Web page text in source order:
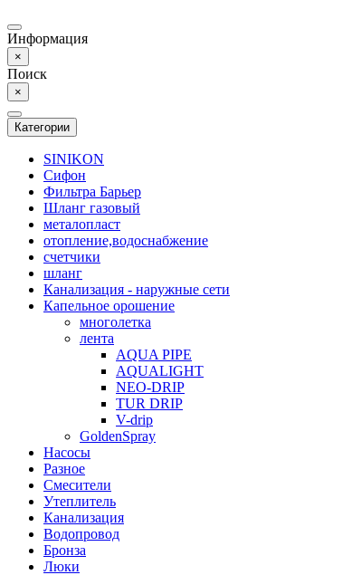
Информация
×
Поиск
×
Категории
SINIKON
Сифон
Фильтра Барьер
Шланг газовый
металопласт
отопление,водоснабжение
счетчики
шланг
Канализация - наружные сети
Капельное орошение
многолетка
лента
AQUA PIPE
AQUALIGHT
NEO-DRIP
TUR DRIP
V-drip
GoldenSpray
Насосы
Разное
Смесители
Утеплитель
Канализация
Водопровод
Бронза
Люки